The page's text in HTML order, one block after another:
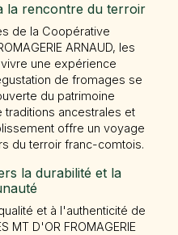
la rencontre du terroir
de la Coopérative
ARNAUD, les
une expérience
de fromages se
du patrimoine
traditions ancestrales et
offre un voyage
du terroir franc-comtois.
la durabilité et la
et à l'authenticité de
MT D'OR FROMAGERIE